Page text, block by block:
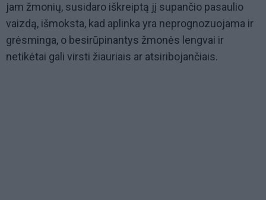
jam žmonių, susidaro iškreiptą jį supančio pasaulio
vaizdą, išmoksta, kad aplinka yra neprognozuojama ir
grėsminga, o besirūpinantys žmonės lengvai ir
netikėtai gali virsti žiauriais ar atsiribojančiais.